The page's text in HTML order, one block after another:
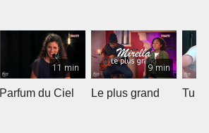
11 min
Parfum du Ciel
9 min
Le plus grand Tu